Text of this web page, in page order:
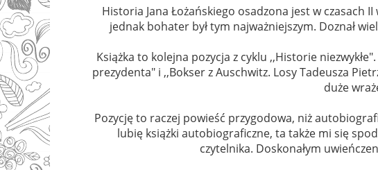
Historia Jana Łożańskiego osadzona jest w czasach
jednak bohater był tym najważniejszym. Doznał
Książka to kolejna pozycja z cyklu ,,Historie
prezydenta" i ,,Bokser z Auschwitz. Losy Tadeusza
duże
Pozycję to raczej powieść przygodowa, niż
lubię książki autobiograficzne, ta także mi się
czytelnika. Doskonałym